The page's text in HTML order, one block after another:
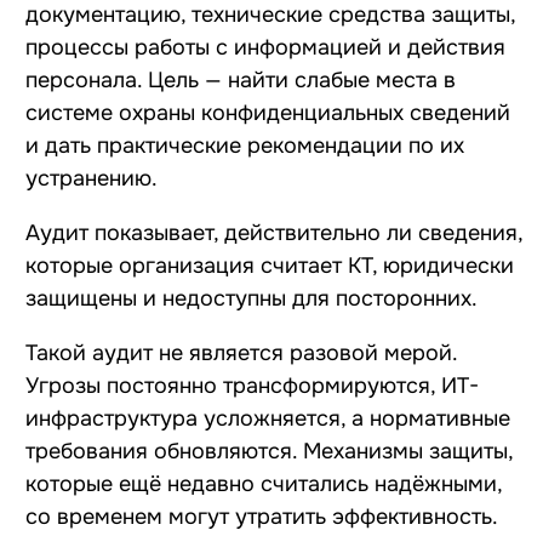
документацию, технические средства защиты,
процессы работы с информацией и действия
персонала. Цель — найти слабые места в
системе охраны конфиденциальных сведений
и дать практические рекомендации по их
устранению.
Аудит показывает, действительно ли сведения,
которые организация считает КТ, юридически
защищены и недоступны для посторонних.
Такой аудит не является разовой мерой.
Угрозы постоянно трансформируются, ИТ-
инфраструктура усложняется, а нормативные
требования обновляются. Механизмы защиты,
которые ещё недавно считались надёжными,
со временем могут утратить эффективность.